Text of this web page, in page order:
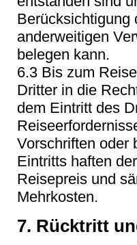
Berücksichtigung
anderweitigen
belegen kann.
6.3 Bis zum
Dritter in die
dem Eintritt des
Vorschriften oder
Eintritts haften
Reisepreis und
Mehrkosten.
7. Rücktritt